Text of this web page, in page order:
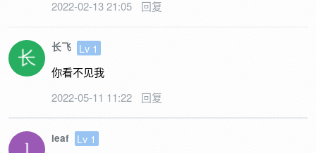
2022-02-13 21:05
回复
长飞
Lv 1
你看不见我
2022-05-11 11:22
回复
leaf Lv 1